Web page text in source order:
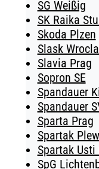
SG Weißig
SK Raika
Skoda Plzen
Slask
Slavia Prag
Sopron SE
Spandauer
Spandauer
Sparta Prag
Spartak
Spartak Usti
SpG